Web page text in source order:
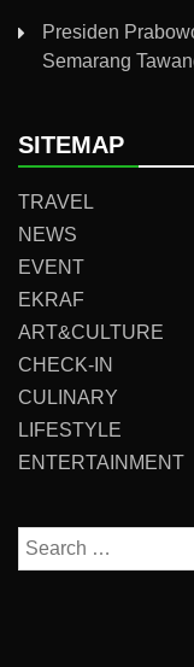
Presiden
Semarang
SITEMAP
TRAVEL
NEWS
EVENT
EKRAF
ART&CULTURE
CHECK-IN
CULINARY
LIFESTYLE
ENTERTAINMENT
Search
for: